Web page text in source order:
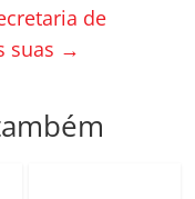
de
suas →